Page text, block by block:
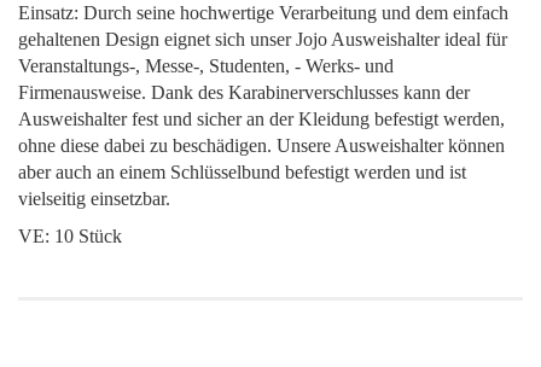
Einsatz: Durch seine hochwertige Verarbeitung und dem einfach
gehaltenen Design eignet sich unser Jojo Ausweishalter ideal für
Veranstaltungs-, Messe-, Studenten, - Werks- und
Firmenausweise. Dank des Karabinerverschlusses kann der
Ausweishalter fest und sicher an der Kleidung befestigt werden,
ohne diese dabei zu beschädigen. Unsere Ausweishalter können
aber auch an einem Schlüsselbund befestigt werden und ist
vielseitig einsetzbar.
VE: 10 Stück